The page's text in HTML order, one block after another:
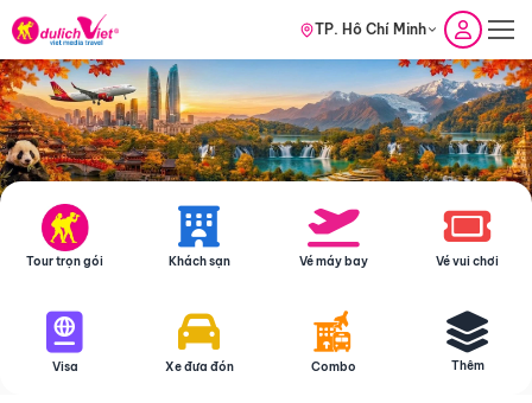
TP. Hồ Chí Minh
Tour trọn gói Khách sạn Vé máy bay Vé vui chơi
Visa Xe đưa đón Combo Thêm